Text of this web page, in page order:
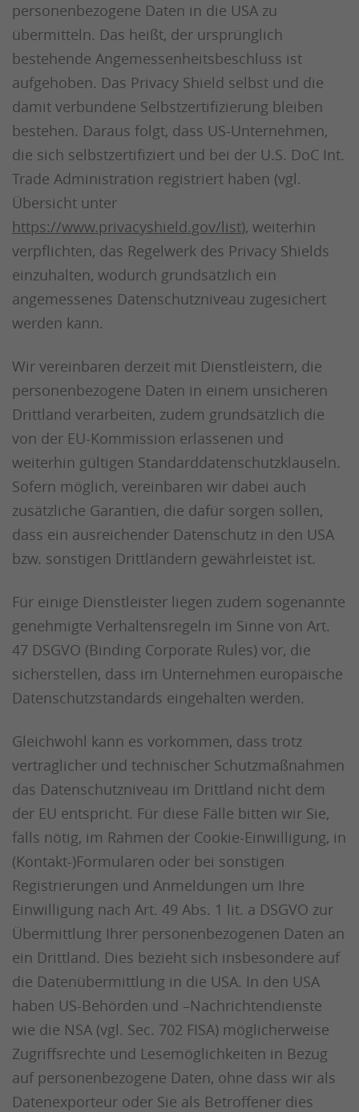
personenbezogene Daten in die USA zu
übermitteln. Das heißt, der ursprünglich
bestehende Angemessenheitsbeschluss ist
aufgehoben. Das Privacy Shield selbst und die
damit verbundene Selbstzertifizierung bleiben
bestehen. Daraus folgt, dass US-Unternehmen,
die sich selbstzertifiziert und bei der U.S. DoC Int.
Trade Administration registriert haben (vgl.
Übersicht unter
https://www.privacyshield.gov/list), weiterhin
verpflichten, das Regelwerk des Privacy Shields
einzuhalten, wodurch grundsätzlich ein
angemessenes Datenschutzniveau zugesichert
werden kann.
Wir vereinbaren derzeit mit Dienstleistern, die
personenbezogene Daten in einem unsicheren
Drittland verarbeiten, zudem grundsätzlich die
von der EU-Kommission erlassenen und
weiterhin gültigen Standarddatenschutzklauseln.
Sofern möglich, vereinbaren wir dabei auch
zusätzliche Garantien, die dafür sorgen sollen,
dass ein ausreichender Datenschutz in den USA
bzw. sonstigen Drittländern gewährleistet ist.
Für einige Dienstleister liegen zudem sogenannte
genehmigte Verhaltensregeln im Sinne von Art.
47 DSGVO (Binding Corporate Rules) vor, die
sicherstellen, dass im Unternehmen europäische
Datenschutzstandards eingehalten werden.
Gleichwohl kann es vorkommen, dass trotz
vertraglicher und technischer Schutzmaßnahmen
das Datenschutzniveau im Drittland nicht dem
der EU entspricht. Für diese Fälle bitten wir Sie,
falls nötig, im Rahmen der Cookie-Einwilligung, in
(Kontakt-)Formularen oder bei sonstigen
Registrierungen und Anmeldungen um Ihre
Einwilligung nach Art. 49 Abs. 1 lit. a DSGVO zur
Übermittlung Ihrer personenbezogenen Daten an
ein Drittland. Dies bezieht sich insbesondere auf
die Datenübermittlung in die USA. In den USA
haben US-Behörden und –Nachrichtendienste
wie die NSA (vgl. Sec. 702 FISA) möglicherweise
Zugriffsrechte und Lesemöglichkeiten in Bezug
auf personenbezogene Daten, ohne dass wir als
Datenexporteur oder Sie als Betroffener dies